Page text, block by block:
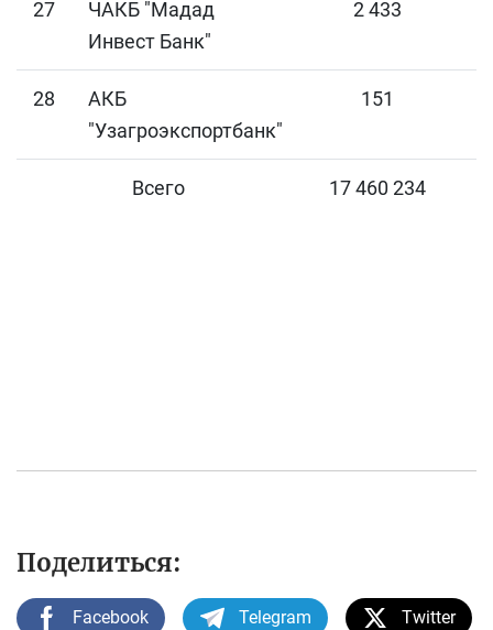
27
ЧАКБ "Мадад
Инвест Банк"
2 433
28
АКБ
"Узагроэкспортбанк"
151
Всего 17 460 234
Поделиться:
Facebook Telegram Twitter